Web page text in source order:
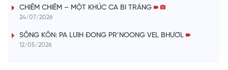
V
i
CHIÊM CHIÊM – MỘT KHÚC CA BI TRÁNG
24/07/2026
SÔNG KÔN: PA LƯIH ĐONG PR’NOONG VEL BHƯƠL
12/05/2026